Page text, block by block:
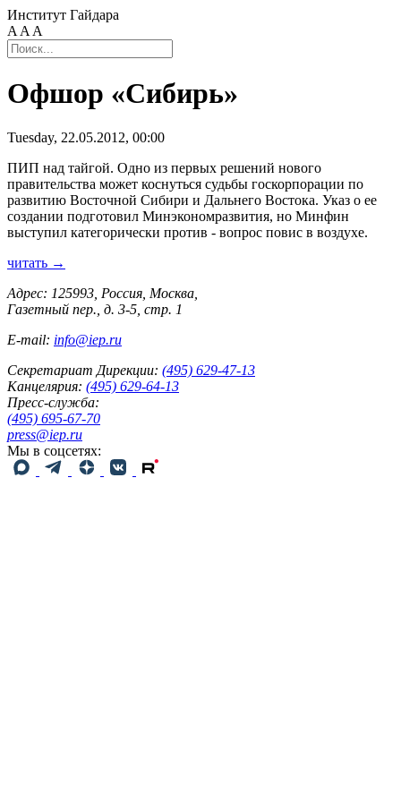
Институт Гайдара
A A A
Офшор «Сибирь»
Tuesday, 22.05.2012, 00:00
ПИП над тайгой. Одно из первых решений нового
правительства может коснуться судьбы госкорпорации по
развитию Восточной Сибири и Дальнего Востока. Указ о ее
создании подготовил Минэкономразвития, но Минфин
выступил категорически против - вопрос повис в воздухе.
читать →
Адрес: 125993, Россия, Москва,
Газетный пер., д. 3-5, стр. 1
E-mail: info@iep.ru
Секретариат Дирекции: (495) 629-47-13
Канцелярия: (495) 629-64-13
Пресс-служба:
(495) 695-67-70
press@iep.ru
Мы в соцсетях: